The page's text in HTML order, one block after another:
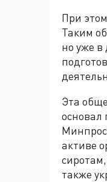
При
Таким
но уже в
Эта
основал
активе
также